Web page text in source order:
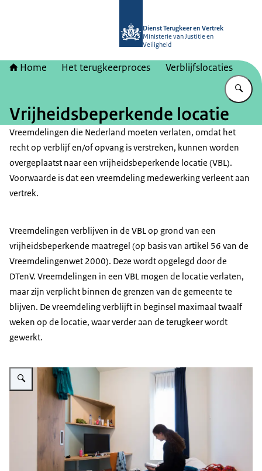
Dienst Terugkeer en Vertrek
Ministerie van Justitie en
Veiligheid
Home Het terugkeerproces Verblijfslocaties
Vrijheidsbeperkende locatie
Vreemdelingen die Nederland moeten verlaten, omdat het
recht op verblijf en/of opvang is verstreken, kunnen worden
overgeplaatst naar een vrijheidsbeperkende locatie (VBL).
Voorwaarde is dat een vreemdeling medewerking verleent aan
vertrek.
Vreemdelingen verblijven in de VBL op grond van een
vrijheidsbeperkende maatregel (op basis van artikel 56 van de
Vreemdelingenwet 2000). Deze wordt opgelegd door de
DTenV. Vreemdelingen in een VBL mogen de locatie verlaten,
maar zijn verplicht binnen de grenzen van de gemeente te
blijven. De vreemdeling verblijft in beginsel maximaal twaalf
weken op de locatie, waar verder aan de terugkeer wordt
gewerkt.
Vergroot afbeelding Een vrouw zit in een vrijheidsbeperkende locatie